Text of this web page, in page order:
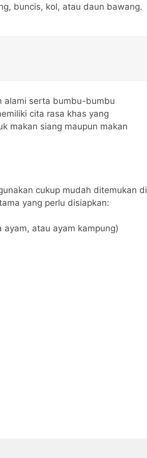
buncis, kol, atau daun bawang.
alami serta bumbu-bumbu
cita rasa khas yang
makan siang maupun makan
cukup mudah ditemukan di
yang perlu disiapkan:
atau ayam kampung)